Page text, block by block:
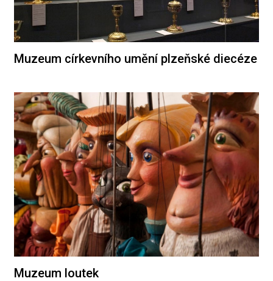
Muzeum církevního umění plzeňské diecéze
Muzeum loutek